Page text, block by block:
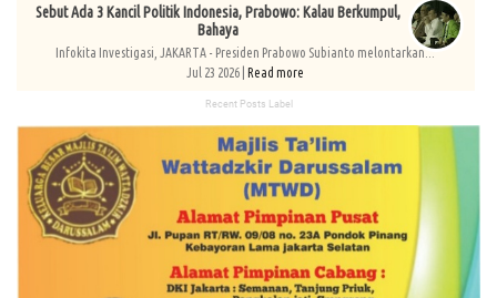
Sebut Ada 3 Kancil Politik Indonesia, Prabowo: Kalau Berkumpul,
Bahaya
Infokita Investigasi, JAKARTA - Presiden Prabowo Subianto melontarkan...
Jul 23 2026 | Read more
Recent Posts Label